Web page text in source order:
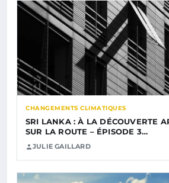
CHANGEMENTS CLIMATIQUES
SRI LANKA : À LA DÉCOUVERTE
SUR LA ROUTE – ÉPISODE 3…
JULIE GAILLARD